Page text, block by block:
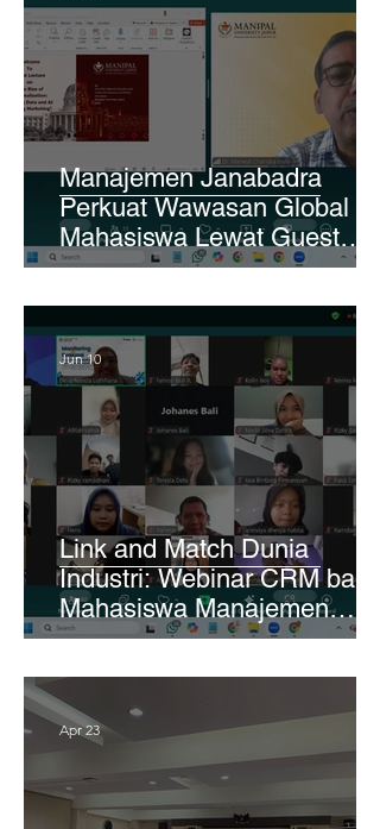
Manajemen Janabadra
Perkuat Wawasan Global
Mahasiswa Lewat Guest
Lecture Bersama Manipal
Link and Match Dunia
Industri: Webinar CRM bagi
Mahasiswa Manajemen
Janabadra
Jun 10
Apr 23